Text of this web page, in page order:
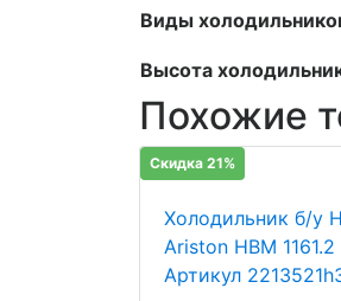
Виды
Высота
Похожие
Скидка 21%
Холодильник б/у
Ariston HBM 1161.2
Артикул